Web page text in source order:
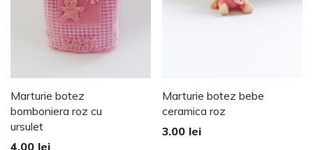
Marturie botez
bomboniera roz cu
ursulet
4.00 lei
Marturie botez bebe
ceramica roz
3.00 lei